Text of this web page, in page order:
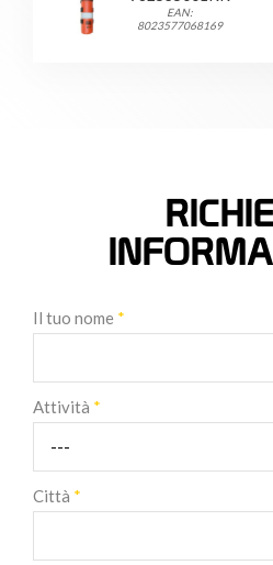
EAN:
8023577068169
Il tuo nome *
Attività *
Città *